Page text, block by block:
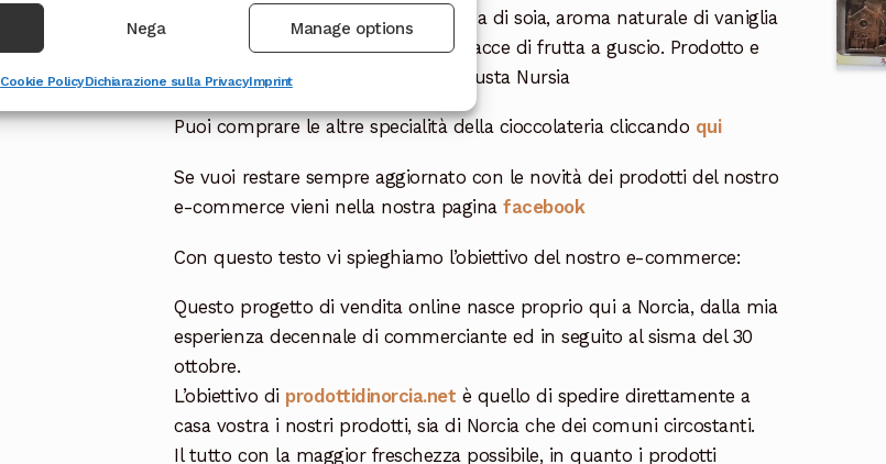
Nega Manage options
Cookie PolicyDichiarazione sulla PrivacyImprint
pasta di cacao, emulsionante lecitina di soia, aroma naturale di vaniglia
cacao min. 28,6% Può contenere tracce di frutta a guscio. Prodotto e
confezionato dalla Cioccolateria Vetusta Nursia
Puoi comprare le altre specialità della cioccolateria cliccando qui
Se vuoi restare sempre aggiornato con le novità dei prodotti del nostro
e-commerce vieni nella nostra paginafacebook
Con questo testo vi spieghiamo l’obiettivo del nostro e-commerce:
Questo progetto di vendita online nasce proprio qui a Norcia, dalla mia
esperienza decennale di commerciante ed in seguito al sisma del 30
ottobre.
L’obiettivo di prodottidinorcia.net è quello di spedire direttamente a
casa vostra i nostri prodotti, sia di Norcia che dei comuni circostanti.
Il tutto con la maggior freschezza possibile, in quanto i prodotti